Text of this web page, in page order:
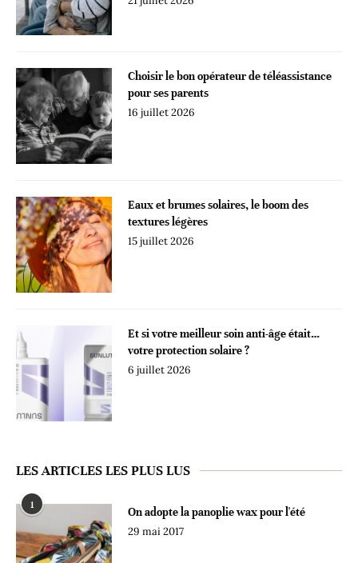
Choisir le bon opérateur de téléassistance
pour ses parents
16 juillet 2026
Eaux et brumes solaires, le boom des
textures légères
15 juillet 2026
Et si votre meilleur soin anti-âge était…
votre protection solaire ?
6 juillet 2026
LES ARTICLES LES PLUS LUS
1
On adopte la panoplie wax pour l'été
29 mai 2017